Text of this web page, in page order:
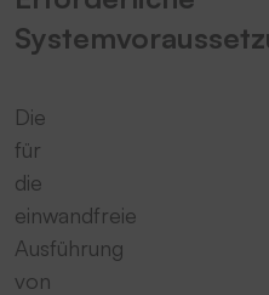
Die
für
die
einwandfreie
Ausführung
von